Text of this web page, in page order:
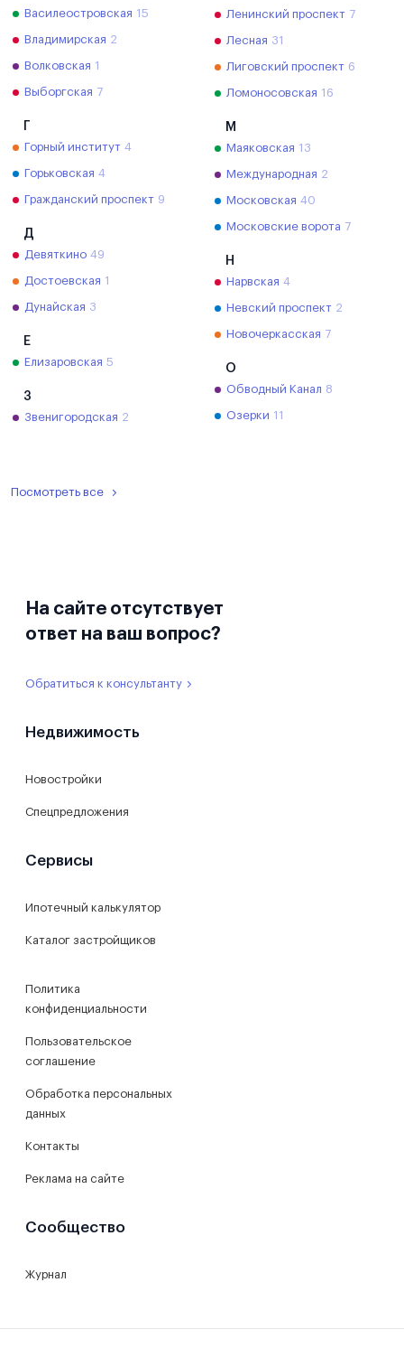
Василеостровская 15
Владимирская 2
Волковская 1
Выборгская 7
Горный институт 4
Горьковская 4
Гражданский проспект 9
Д
Девяткино 49
Достоевская 1
Дунайская 3
Е
Елизаровская 5
З
Звенигородская 2
Ленинский проспект 7
Лесная 31
Лиговский проспект 6
Ломоносовская 16
М
Маяковская 13
Международная 2
Московская 40
Московские ворота 7
Н
Нарвская 4
Невский проспект 2
Новочеркасская 7
О
Обводный Канал 8
Озерки 11
Посмотреть все
На сайте отсутствует
ответ на ваш вопрос?
Обратиться к консультанту
Недвижимость
Новостройки
Спецпредложения
Сервисы
Ипотечный калькулятор
Каталог застройщиков
Политика
конфиденциальности
Пользовательское
соглашение
Обработка персональных
данных
Контакты
Реклама на сайте
Сообщество
Журнал